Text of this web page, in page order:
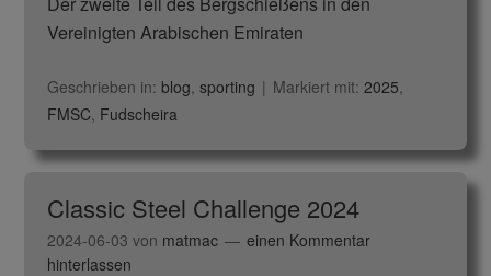
Vereinigten Arabischen Emiraten
Geschrieben in: blog, sporting Markiert mit: 2025,
FMSC, Fudscheira
Classic Steel Challenge 2024
2024-06-03 von matmac
einen Kommentar
hinterlassen